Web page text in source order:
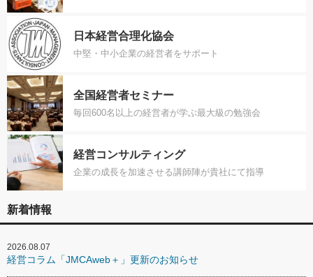
日本経営合理化協会
中堅・中小企業の経営者をサポート
全国経営者セミナー
毎回600名以上の経営者が学ぶ最大級の勉強会
経営コンサルティング
企業の成長を加速させる講師陣が貴社にて指導
新着情報
2026.08.07
経営コラム「JMCAweb＋」更新のお知らせ